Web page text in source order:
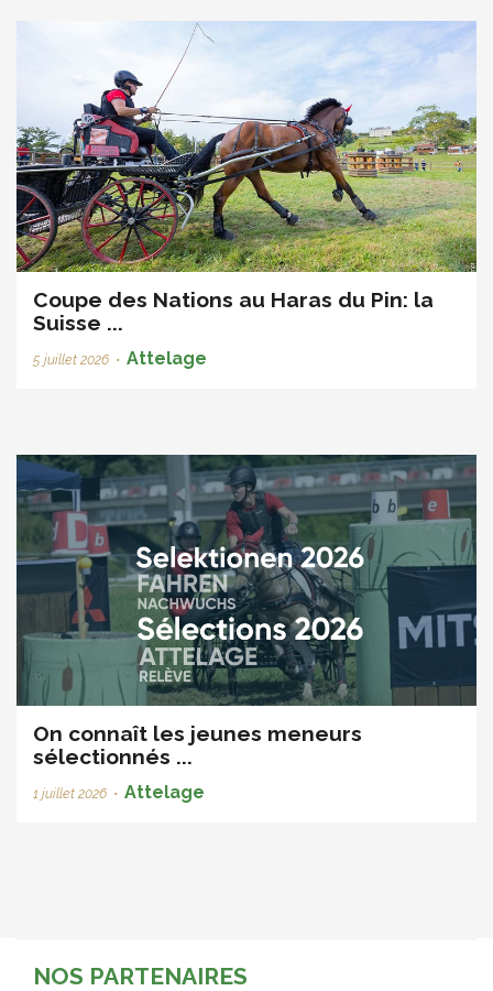
Coupe des Nations au Haras du Pin: la
Suisse ...
5 juillet 2026 • Attelage
On connaît les jeunes meneurs
sélectionnés ...
1 juillet 2026 • Attelage
NOS PARTENAIRES